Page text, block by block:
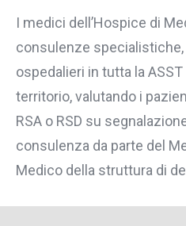
I medici dell’Hospice di
consulenze
ospedalieri in tutta la ASST
territorio, valutando i
RSA o RSD su
consulenza da parte del
Medico della struttura di